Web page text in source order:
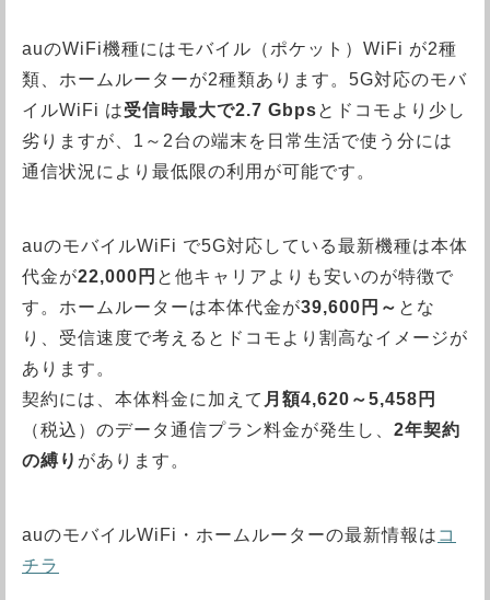
auのWiFi機種にはモバイル（ポケット）WiFi が2種
類、ホームルーターが2種類あります。5G対応のモバ
イルWiFi は受信時最大で2.7 Gbpsとドコモより少し
劣りますが、1～2台の端末を日常生活で使う分には
通信状況により最低限の利用が可能です。
auのモバイルWiFi で5G対応している最新機種は本体
代金が22,000円 と他キャリアよりも安いのが特徴で
す。ホームルーターは本体代金が39,600円～ とな
り、受信速度で考えるとドコモより割高なイメージが
あります。
契約には、本体料金に加えて 月額4,620～5,458円
（税込）のデータ通信プラン料金が発生し、 2年契約
の縛り があります。
auのモバイルWiFi・ホームルーターの最新情報は コ
チラ